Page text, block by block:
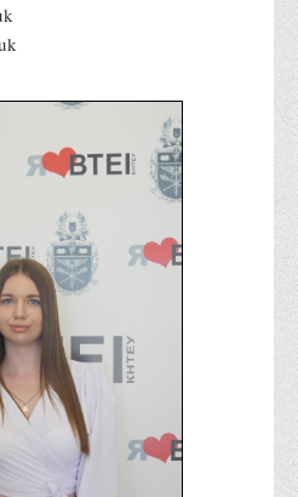
комісію
єдиного вступного фахового
для здобуття ступеня магістра на
та проведення вступних
випробувань